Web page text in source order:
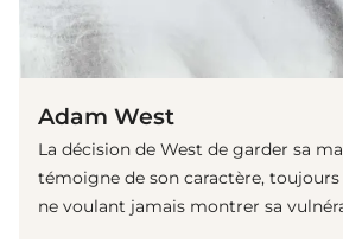
Adam West
La décision de West de garder sa
témoigne de son caractère, toujours
ne voulant jamais montrer sa